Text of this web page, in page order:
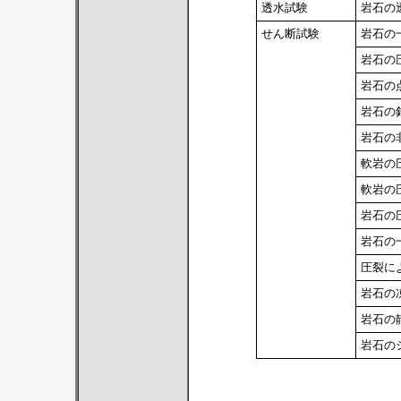
透水試験
岩石の
せん断試験
岩石の
岩石の
岩石の
岩石の
岩石の
軟岩の
軟岩の
岩石の
岩石の
圧裂に
岩石の
岩石の
岩石の